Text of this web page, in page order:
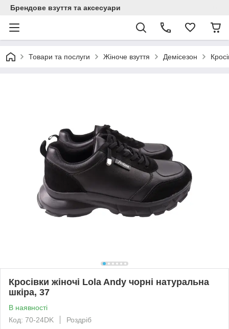
Брендове взуття та аксесуари
Товари та послуги Жіноче взуття Демісезон
Кросівки жіночі Lola Andy чорні натуральна
шкіра, 37
В наявності
Код: 70-24DK
Роздріб